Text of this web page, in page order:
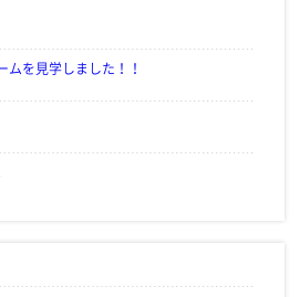
ムを見学しました！！